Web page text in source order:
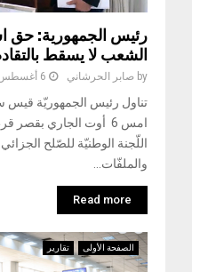
رئيس الجمهورية: حق
الشعب لا يسقط
by صابر الحرشاني 6 أغسطس، 2026
تناول رئيس الجمهوريّة قيس
امس 6 أوت الجاري
اللّجنة الوطنيّة للصّلح
والملفّات...
Read more
الصفحة الأولى تقارير